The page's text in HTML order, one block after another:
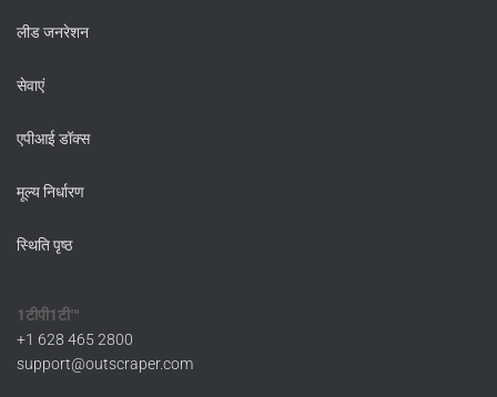
लीड जनरेशन
सेवाएं
एपीआई डॉक्स
मूल्य निर्धारण
स्थिति पृष्ठ
1टीपी1टी™
+1 628 465 2800
support@outscraper.com